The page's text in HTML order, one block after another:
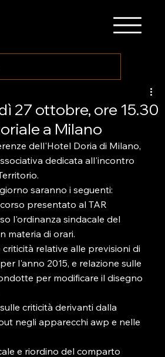
27 ottobre, ore 15.30
a Milano
dell'Hotel Doria di Milano,
dedicata all'incontro
saranno i seguenti:
presentato al TAR
l'ordinanza sindacale del
materia di orari.
criticità relative alle previsioni di
l'anno 2015, e relazione sulle
per modificare il disegno
criticità derivanti dalla
negli apparecchi awp e nelle
e riordino del comparto